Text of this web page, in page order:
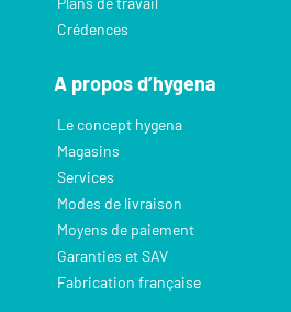
Crédences
A propos d’hygena
Le concept hygena
Magasins
Services
Modes de livraison
Moyens de paiement
Garanties et SAV
Fabrication française